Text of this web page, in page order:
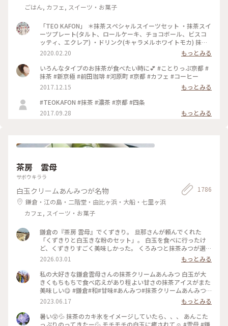
ごはん, カフェ, スイーツ・お菓子
「TEO KAFON」 ＊抹茶スペシャルスイーツセット ・抹茶スイ
ーツプレート(タルト、ロールケーキ、チョコボール、ビスコ
ッティ、エクレア) ・ドリンク(キャラメルホワイトモカ) 抹茶
三昧出来て大満足したそうです。 フォークを2本用意して頂い
たのですが、娘一人で完食でした。 #TEO KAFON#抹茶三昧#
プチことりっぷ京都#冬のおでかけ
2020.02.20
もっとみる
いろんなタイプのお抹茶が食べたい時に💕 #ことりっぷ京都 #
抹茶 #新京極 #前田珈琲 #河原町 #京都 #カフェ #コーヒー
2017.12.15
もっとみる
#TEOKAFON #抹茶 #濃茶 #京都 #四条
2017.09.28
もっとみる
茶房 雲母
サボウキララ
白玉クリームあんみつが名物
鎌倉・江の島・二階堂・由比ヶ浜・大船・七里ヶ浜
カフェ, スイーツ・お菓子
1786
鎌倉の『茶房 雲母』でくずきり。 旦那さんが頼んでくれた
「くずきりと白玉きな粉のセット」。 白玉を食べに行ったけ
ど、くずきりすごく美味しかった。 くろみつと抹茶みつが選べ
ます。 1時間待ちを想定して行ったら、30分も待たずに入れ
た。 梅の見える特等席。 けど、席についてから出てくるまで
30分弱かかったので、だいたい1時間。 1時間くらいなら、並
んでも食べたいクオリティ。 #神奈川#鎌倉#茶房雲母#白玉#お
もちずき#Ayuのおやつ#はじめての鎌倉
2026.03.01
もっとみる
私の大好きな鎌倉雲母さんの抹茶クリームあんみつ 白玉が大
きくもちもちで食べ応えがあり程よい甘さの抹茶アイスがまた
美味しい😋 #鎌倉#和#甘味#あんみつ#抹茶クリームあんみつ#
雲母
2023.06.17
もっとみる
暑い😵💦 抹茶のカキ氷をイメージしていたら、、、 あんこた
っぷりのってきたー💦 モチモチの白玉に癒されて☺️ #雲母 #鎌